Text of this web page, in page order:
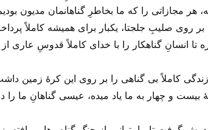
مجازاتی را که ما بخاطرِ گناهانمان مدیون
روی صلیبِ جلجتا، یکبار برای همیشه کاملاً
انسانِ گناهکار را با خدای کاملاً قدوسِ عاری از
کاملاً بی‌ گناهی را بر روی این کرهٔ زمین
و چهار به ما یاد میده، عیسی گناهانِ ما را